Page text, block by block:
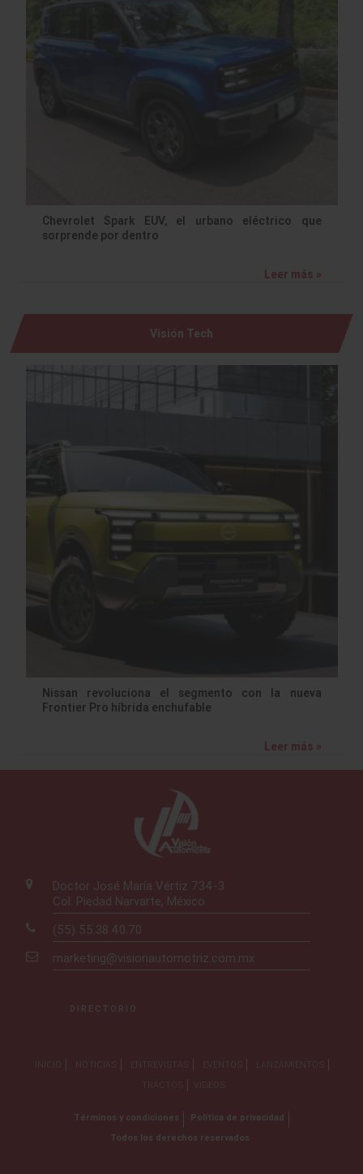
Chevrolet Spark EUV, el urbano eléctrico que
sorprende por dentro
Leer más »
Visión Tech
Nissan revoluciona el segmento con la nueva
Frontier Pro híbrida enchufable
Leer más »
Doctor José María Vértiz 734-3
Col. Piedad Narvarte, México
(55) 55.38.40.70
marketing@visionautomotriz.com.mx
DIRECTORIO
INICIO NOTICIAS ENTREVISTAS EVENTOS
LANZAMIENTOS
TRACTOS
VIDEOS
Términos y condiciones
Política de privacidad
Todos los derechos reservados